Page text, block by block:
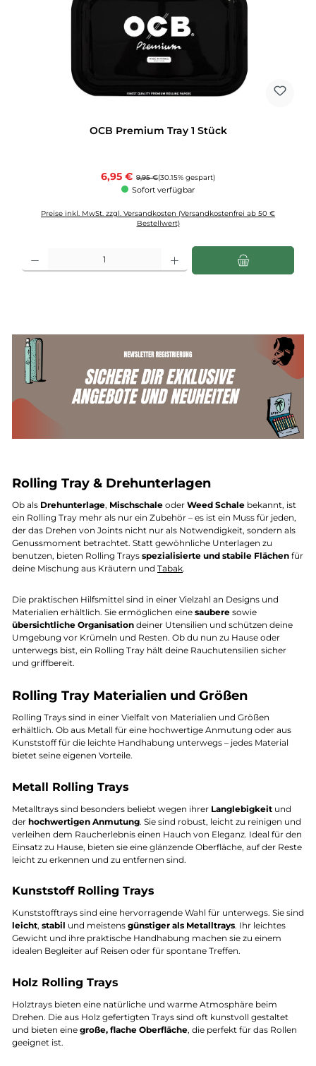
OCB Premium Tray 1 Stück
Verkaufspreis:
6,95 € Regulärer Preis:
9,95 €(30.15% gespart)
Sofort verfügbar
Preise inkl. MwSt. zzgl. Versandkosten (Versandkostenfrei ab 50 €
Bestellwert)
Produkt Anzahl: Gib den gewünschten Wert ein oder benutze die Schaltflächen
Rolling Tray & Drehunterlagen
Ob als Drehunterlage, Mischschale oder Weed Schale bekannt, ist
ein Rolling Tray mehr als nur ein Zubehör – es ist ein Muss für jeden,
der das Drehen von Joints nicht nur als Notwendigkeit, sondern als
Genussmoment betrachtet. Statt gewöhnliche Unterlagen zu
benutzen, bieten Rolling Trays spezialisierte und stabile Flächen für
deine Mischung aus Kräutern und Tabak.
Die praktischen Hilfsmittel sind in einer Vielzahl an Designs und
Materialien erhältlich. Sie ermöglichen eine saubere sowie
übersichtliche Organisation deiner Utensilien und schützen deine
Umgebung vor Krümeln und Resten. Ob du nun zu Hause oder
unterwegs bist, ein Rolling Tray hält deine Rauchutensilien sicher
und griffbereit.
Rolling Tray Materialien und Größen
Rolling Trays sind in einer Vielfalt von Materialien und Größen
erhältlich. Ob aus Metall für eine hochwertige Anmutung oder aus
Kunststoff für die leichte Handhabung unterwegs – jedes Material
bietet seine eigenen Vorteile.
Metall Rolling Trays
Metalltrays sind besonders beliebt wegen ihrer Langlebigkeit und
der hochwertigen Anmutung. Sie sind robust, leicht zu reinigen und
verleihen dem Raucherlebnis einen Hauch von Eleganz. Ideal für den
Einsatz zu Hause, bieten sie eine glänzende Oberfläche, auf der Reste
leicht zu erkennen und zu entfernen sind.
Kunststoff Rolling Trays
Kunststofftrays sind eine hervorragende Wahl für unterwegs. Sie sind
leicht, stabil und meistens günstiger als Metalltrays. Ihr leichtes
Gewicht und ihre praktische Handhabung machen sie zu einem
idealen Begleiter auf Reisen oder für spontane Treffen.
Holz Rolling Trays
Holztrays bieten eine natürliche und warme Atmosphäre beim
Drehen. Die aus Holz gefertigten Trays sind oft kunstvoll gestaltet
und bieten eine große, flache Oberfläche, die perfekt für das Rollen
geeignet ist.